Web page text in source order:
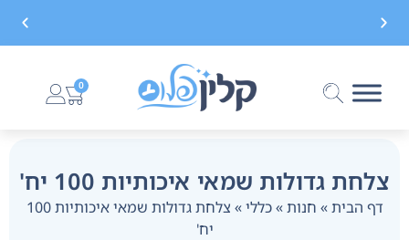
משלוח חינם בקנייה מעל 299 ₪, לא כולל בישום 0
צלחת גדולות שמאי איכותיות 100 יח'
דף הבית» חנות»כללי»
צלחת גדולות שמאי איכותיות 100
יח'